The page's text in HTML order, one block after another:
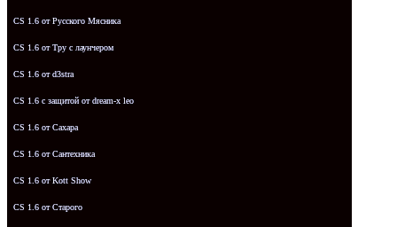
CS 1.6 от Русского Мясника
CS 1.6 от Tpy с лаунчером
CS 1.6 от d3stra
CS 1.6 с защитой от dream-x leo
CS 1.6 от Сахара
CS 1.6 от Сантехника
CS 1.6 от Kott Show
CS 1.6 от Старого